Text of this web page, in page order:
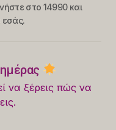
στο 14990 και
εσάς.
να ξέρεις πώς να